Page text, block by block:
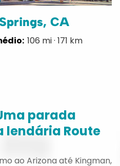
CA
106 mi · 171 km
parada
lendária Route
ao Arizona até Kingman,